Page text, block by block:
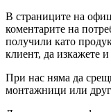
В страниците на
коментарите на
получили като
клиент, да изкажете
При нас няма да
монтажници или друг